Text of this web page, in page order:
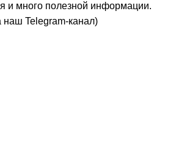
и много полезной информации.
Telegram-канал)